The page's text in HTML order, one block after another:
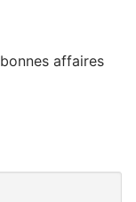
affaires